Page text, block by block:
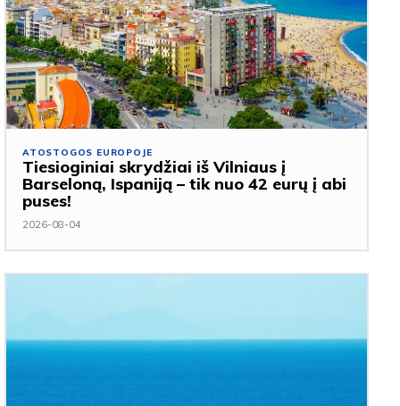
ATOSTOGOS EUROPOJE
Tiesioginiai skrydžiai iš Vilniaus į
Barseloną, Ispaniją – tik nuo 42 eurų į abi
puses!
2026-08-04